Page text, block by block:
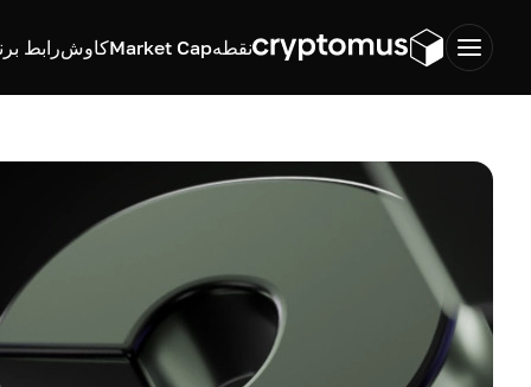
نقطهMarket Capکاوشرابط